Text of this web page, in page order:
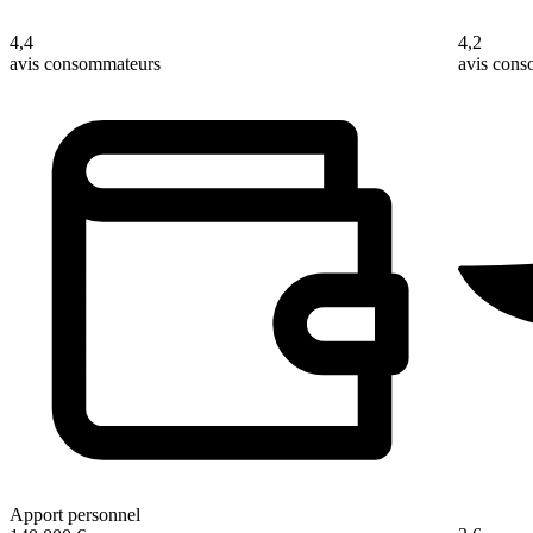
4,4
avis consommateurs
Apport personnel
4,2
avis